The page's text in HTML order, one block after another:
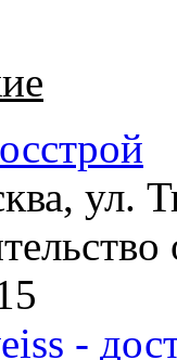
ул.
-